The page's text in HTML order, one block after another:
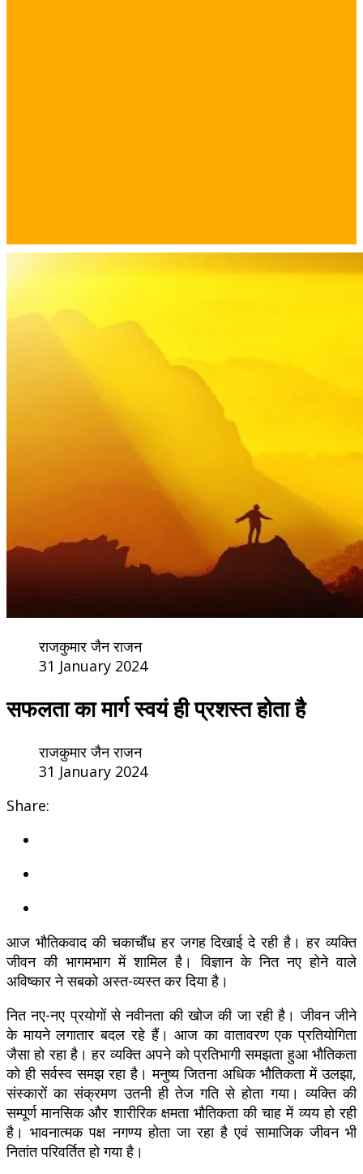
राजकुमार जैन राजन
31 January 2024
सफलता का मार्ग स्वयं ही प्रशस्त होता है
राजकुमार जैन राजन
31 January 2024
Share:
आज भौतिकवाद की चकाचौंध हर जगह दिखाई दे रही है। हर व्यक्ति
जीवन की भागमभाग में शामिल है। विज्ञान के नित नए होने वाले
अविष्कार ने सबको अस्त-व्यस्त कर दिया है।
नित नए-नए प्रयोगों से नवीनता की खोज की जा रही है। जीवन जीने
के मायने लगातार बदल रहे हैं। आज का वातावरण एक प्रतियोगिता
जैसा हो रहा है। हर व्यक्ति अपने को प्रतिभागी समझता हुआ भौतिकता
को ही सर्वस्व समझ रहा है। मनुष्य जितना अधिक भौतिकता में उलझा,
संस्कारों का संक्रमण उतनी ही तेज गति से होता गया। व्यक्ति की
सम्पूर्ण मानसिक और शारीरिक क्षमता भौतिकता की चाह में व्यय हो रही
है। भावनात्मक पक्ष नगण्य होता जा रहा है एवं सामाजिक जीवन भी
नितांत परिवर्तित हो गया है।